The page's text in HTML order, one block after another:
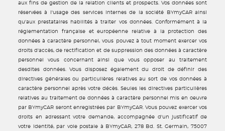
aux fins de gestion de la relation clients et prospects. Vos données sont
réservées à l'usage des services internes de la société BYmyCAR ainsi
qu'aux prestataires habilités à traiter vos données. Conformément à la
réglementation française et européenne relative à la protection des
données à caractère personnel, vous pouvez à tout moment exercer vos
droits d'accès, de rectification et de suppression des données à caractère
personnel vous concernant ainsi que vous opposer au traitement
desdites données. Vous disposez également du droit de définir des
directives générales ou particulières relatives au sort de vos données à
caractère personnel après votre décès. Seules les directives particulières
relatives au traitement de données à caractère personnel mis en oeuvre
par BYmyCAR seront enregistrées par BYmyCAR. Vous pouvez exercer vos
droits en adressant votre demande, accompagnée d'un justificatif de
votre identité, par voie postale à BYmyCAR, 278 Bd. St. Germain, 75007